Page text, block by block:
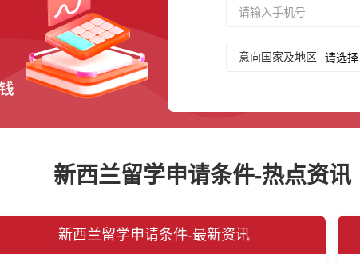
意向国家及地区
新西兰留学申请条件-热点资讯
新西兰留学申请条件-最新资讯